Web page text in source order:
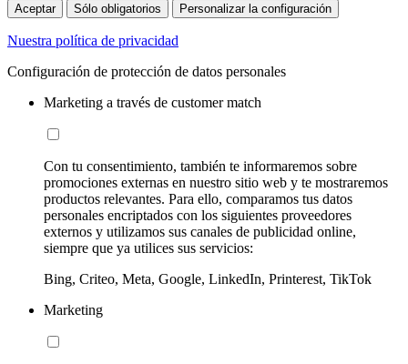
Aceptar Sólo obligatorios Personalizar la configuración
Nuestra política de privacidad
Configuración de protección de datos personales
Marketing a través de customer match
Con tu consentimiento, también te informaremos sobre
promociones externas en nuestro sitio web y te mostraremos
productos relevantes. Para ello, comparamos tus datos
personales encriptados con los siguientes proveedores
externos y utilizamos sus canales de publicidad online,
siempre que ya utilices sus servicios:
Bing, Criteo, Meta, Google, LinkedIn, Printerest, TikTok
Marketing